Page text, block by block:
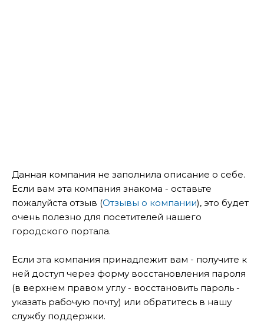
Данная компания не заполнила описание о себе.
Если вам эта компания знакома - оставьте
пожалуйста отзыв (Отзывы о компании), это будет
очень полезно для посетителей нашего
городского портала.
Если эта компания принадлежит вам - получите к
ней доступ через форму восстановления пароля
(в верхнем правом углу - восстановить пароль -
указать рабочую почту) или обратитесь в нашу
службу поддержки.